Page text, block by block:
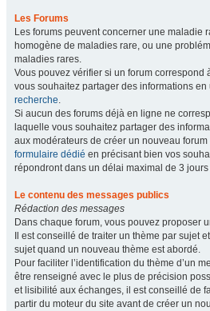
Les Forums
Les forums peuvent concerner une maladie
homogène de maladies rare, ou une
maladies rares.
Vous pouvez vérifier si un forum correspond
vous souhaitez partager des informations
recherche.
Si aucun des forums déjà en ligne ne
laquelle vous souhaitez partager des
aux modérateurs de créer un nouveau
formulaire dédié en précisant bien vos
répondront dans un délai maximal de 3
Le contenu des messages publics
Rédaction des messages
Dans chaque forum, vous pouvez proposer
Il est conseillé de traiter un thème par sujet
sujet quand un nouveau thème est abordé.
Pour faciliter l’identification du thème d’un
être renseigné avec le plus de précision
et lisibilité aux échanges, il est conseillé de
partir du moteur du site avant de créer un